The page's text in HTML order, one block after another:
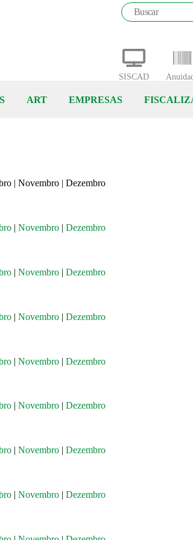
ART EMPRESAS
SISCAD
| Novembro | Dezembro
| Novembro | Dezembro
| Novembro | Dezembro
| Novembro | Dezembro
| Novembro | Dezembro
| Novembro | Dezembro
| Novembro | Dezembro
| Novembro | Dezembro